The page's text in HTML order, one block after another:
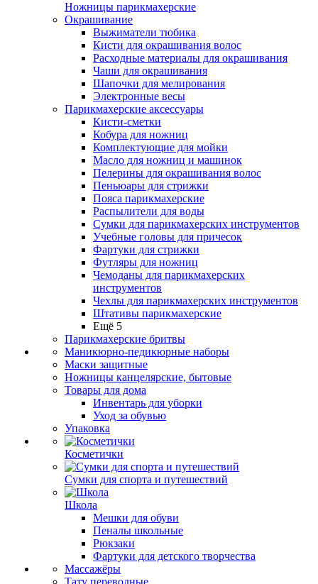
Ножницы парикмахерские
Окрашивание
Выжиматели тюбика
Кисти для окрашивания волос
Расходные материалы для окрашивания
Чаши для окрашивания
Шапочки для мелирования
Электронные весы
Парикмахерские аксессуары
Кисти-сметки
Кобура для ножниц
Комплектующие для мойки
Масло для ножниц и машинок
Пелерины для окрашивания волос
Пеньюары для стрижки
Пояса парикмахерские
Распылители для воды
Сумки для парикмахерских инструментов
Учебные головы для причесок
Фартуки для стрижки
Футляры для ножниц
Чемоданы для парикмахерских
инструментов
Чехлы для парикмахерских инструментов
Штативы парикмахерские
Ещё 5
Парикмахерские бритвы
Маникюрно-педикюрные наборы
Маски защитные
Ножницы канцелярские, бытовые
Товары для дома
Инвентарь для уборки
Уход за обувью
Упаковка
Косметички
Сумки для спорта и путешествий
Школа
Мешки для обуви
Пеналы школьные
Рюкзаки
Фартуки для детского творчества
Массажёры
Тату переводные